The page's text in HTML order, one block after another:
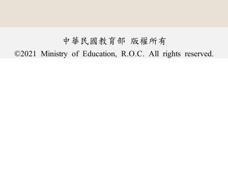
中華民國教育部 版權所有
©2021 Ministry of Education, R.O.C. All rights reserved.